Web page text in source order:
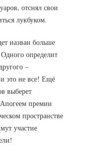
отснял свои
лукбуком.
назван больше
определит
–
это не все! Ещё
выберет
премии
пространстве
участие